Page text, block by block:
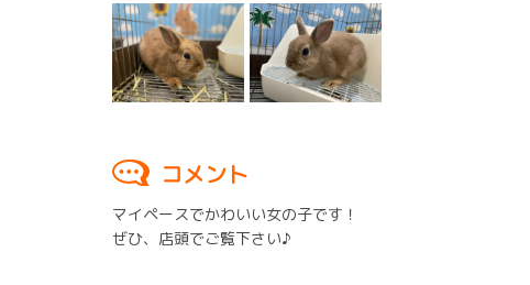
コメント
マイペースでかわいい女の子です！
ぜひ、店頭でご覧下さい♪